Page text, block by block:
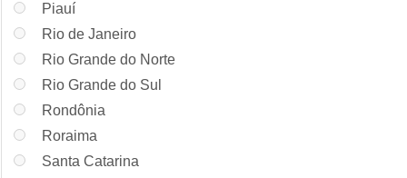
Piauí
Rio de Janeiro
Rio Grande do Norte
Rio Grande do Sul
Rondônia
Roraima
Santa Catarina